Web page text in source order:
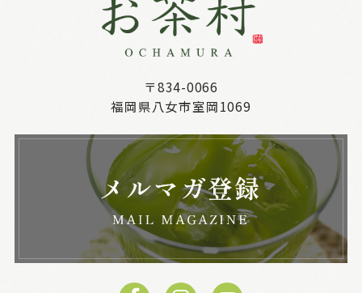
〒834-0066
福岡県八女市室岡1069